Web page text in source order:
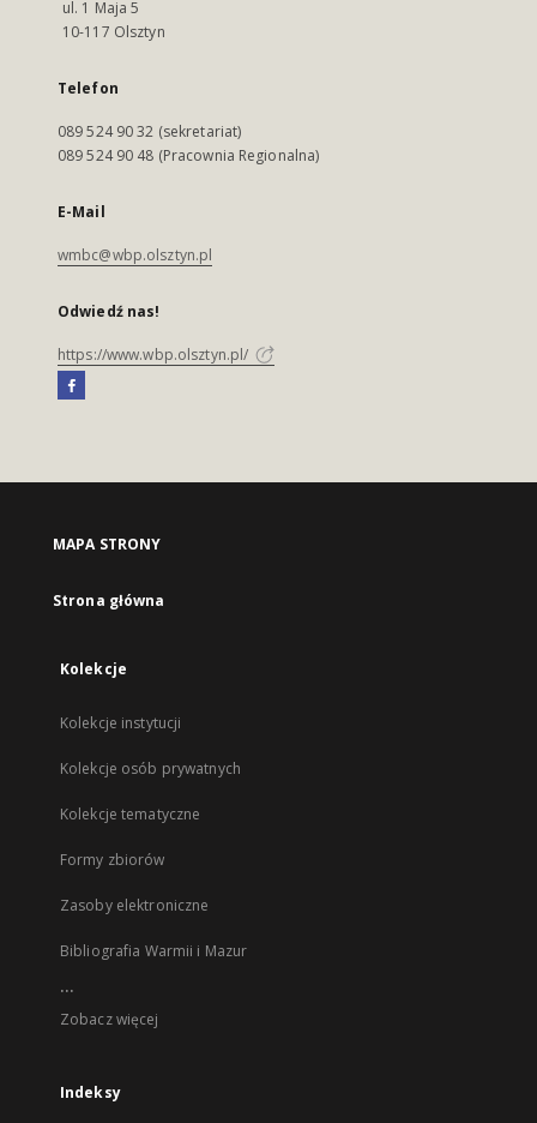
ul. 1 Maja 5
10-117 Olsztyn
Telefon
089 524 90 32 (sekretariat)
089 524 90 48 (Pracownia Regionalna)
E-Mail
wmbc@wbp.olsztyn.pl
Odwiedź nas!
https://www.wbp.olsztyn.pl/
MAPA STRONY
Strona główna
Kolekcje
Kolekcje instytucji
Kolekcje osób prywatnych
Kolekcje tematyczne
Formy zbiorów
Zasoby elektroniczne
Bibliografia Warmii i Mazur
...
Zobacz więcej
Indeksy